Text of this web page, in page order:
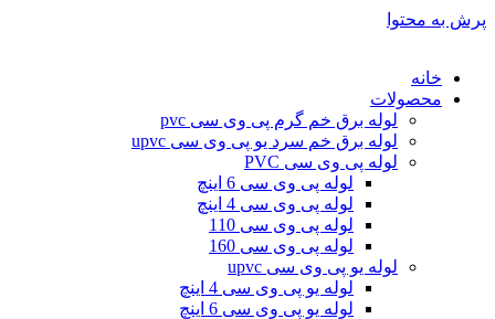
پرش به محتوا
خانه
محصولات
لوله برق خم گرم پی وی سی pvc
لوله برق خم سرد یو پی وی سی upvc
لوله پی وی سی PVC
لوله پی وی سی 6 اینچ
لوله پی وی سی 4 اینچ
لوله پی وی سی 110
لوله پی وی سی 160
لوله یو پی وی سی upvc
لوله یو پی وی سی 4 اینچ
لوله یو پی وی سی 6 اینچ